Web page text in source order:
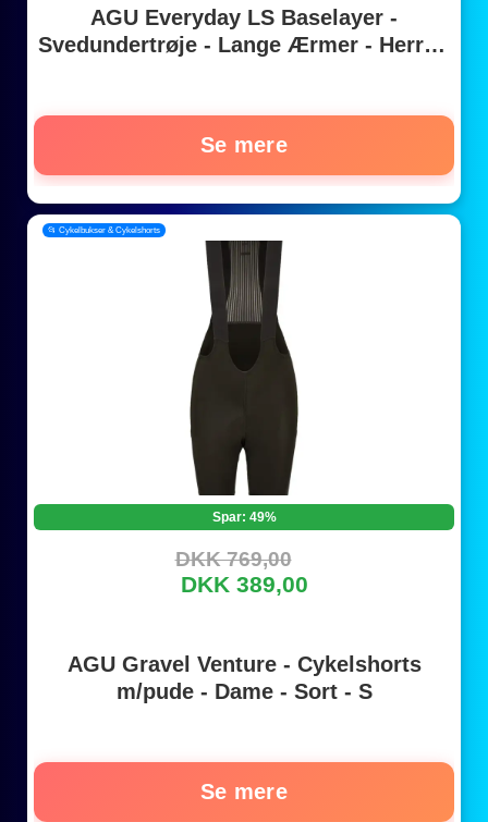
AGU Everyday LS Baselayer -
Svedundertrøje - Lange Ærmer - Herre -
Se mere
📂 Cykelbukser & Cykelshorts
Spar: 49%
DKK 769,00
DKK 389,00
AGU Gravel Venture - Cykelshorts
m/pude - Dame - Sort - S
Se mere